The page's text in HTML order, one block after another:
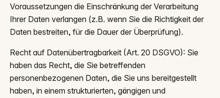
Voraussetzungen die Einschränkung der Verarbeitung
Ihrer Daten verlangen (z.B. wenn Sie die Richtigkeit der
Daten bestreiten, für die Dauer der Überprüfung).
Recht auf Datenübertragbarkeit (Art. 20 DSGVO): Sie
haben das Recht, die Sie betreffenden
personenbezogenen Daten, die Sie uns bereitgestellt
haben, in einem strukturierten, gängigen und